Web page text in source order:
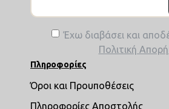
Έχω διαβάσει και
Πολιτική
Πληροφορίες
Όροι και Προυποθέσεις
Πληροφορίες Αποστολής